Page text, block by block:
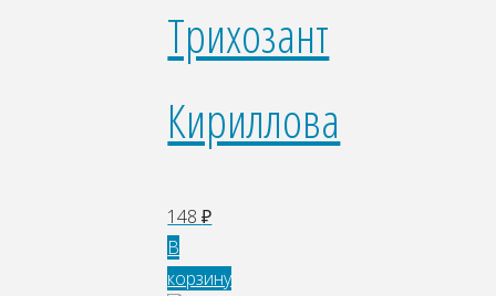
Трихозант
Кириллова
148₽
В
корзину